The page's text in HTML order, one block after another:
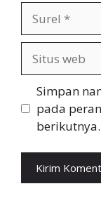
web
Simpan
pada
berikutnya.